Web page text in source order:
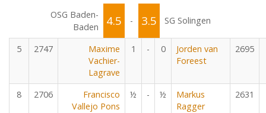
OSG Baden-
Baden
4.5 - 3.5 SG Solingen
5 2747
Maxime
Vachier-
Lagrave
1 - 0
Jorden van
Foreest
2695
8 2706
Francisco
Vallejo Pons
½ - ½
Markus
Ragger
2631